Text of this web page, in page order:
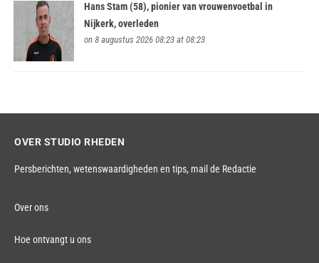
Hans Stam (58), pionier van vrouwenvoetbal in
Nijkerk, overleden
on 8 augustus 2026 08:23 at 08:23
OVER STUDIO RHEDEN
Persberichten, wetenswaardigheden en tips, mail de Redactie
Over ons
Hoe ontvangt u ons